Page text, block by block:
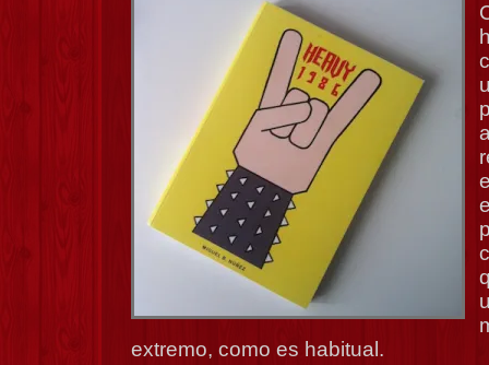
extremo, como es habitual.